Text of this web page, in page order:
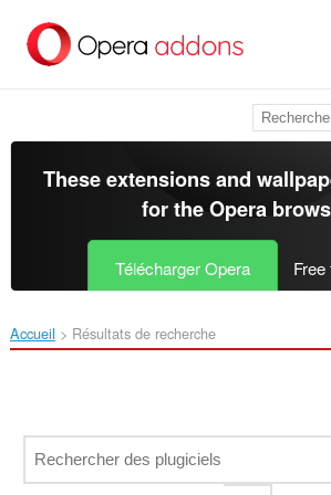
contenu
These extensions and
for theOpera
Télécharger Opera
Accueil Résultats de recherche